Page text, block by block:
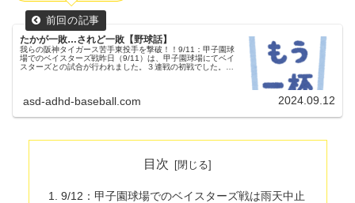
たかが一敗…されど一敗【野球話】
我らの阪神タイガース苦手東投手を撃破！！9/11：甲子園球
場でのベイスターズ戦昨日（9/11）は、甲子園球場にてベイ
スターズとの試合が行われました。３連戦の初戦でした。
asd-adhd-baseball.com 2024.09.12
目次
9/12：甲子園球場でのベイスターズ戦は雨天中止